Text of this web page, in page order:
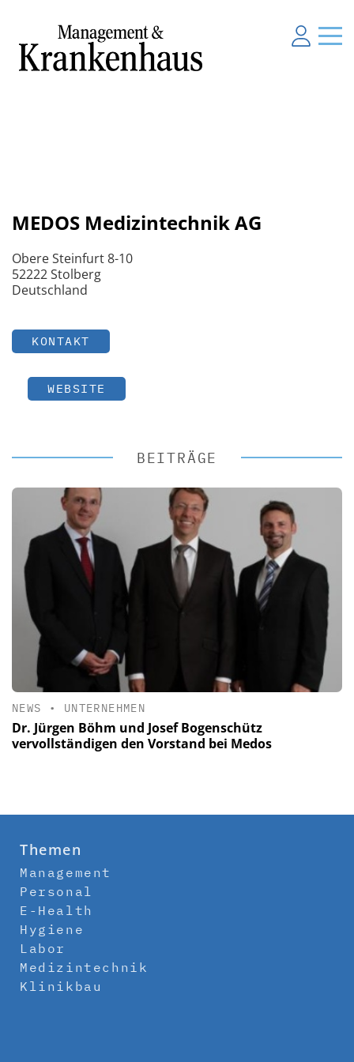
MEDOS Medizintechnik AG
Obere Steinfurt 8-10
52222 Stolberg
Deutschland
KONTAKT
WEBSITE
BEITRÄGE
NEWS • UNTERNEHMEN
Dr. Jürgen Böhm und Josef Bogenschütz
vervollständigen den Vorstand bei Medos
Themen
Management
Personal
E-Health
Hygiene
Labor
Medizintechnik
Klinikbau